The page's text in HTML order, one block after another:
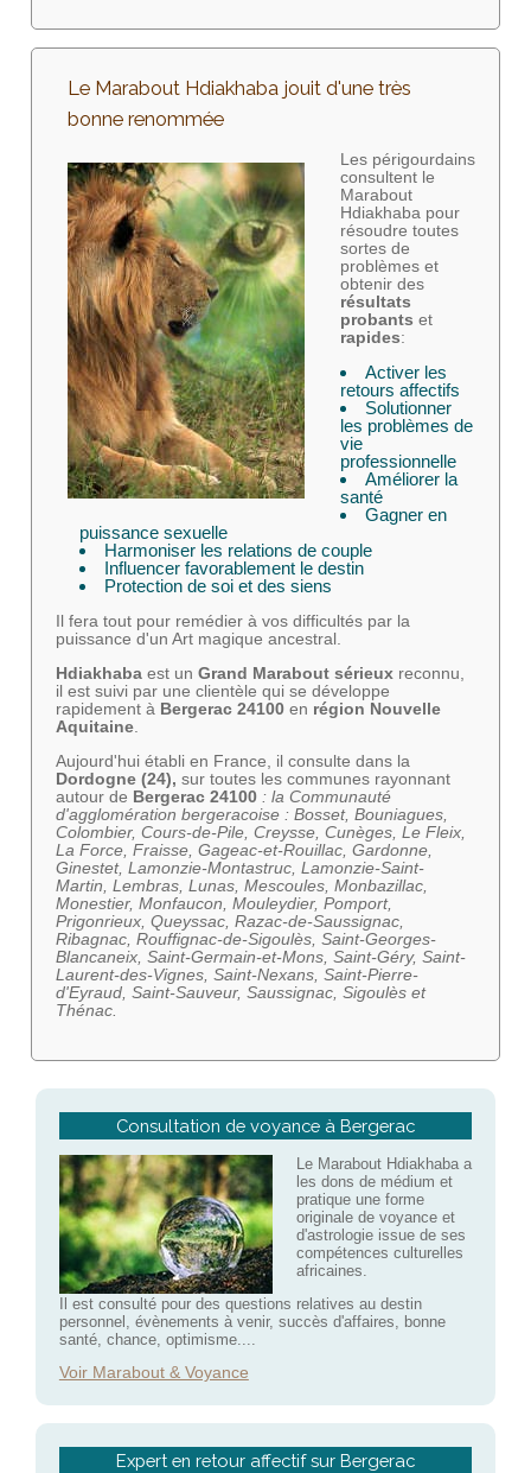
Le Marabout Hdiakhaba jouit d'une très
bonne renommée
Les périgourdains
consultent le
Marabout
Hdiakhaba pour
résoudre toutes
sortes de
problèmes et
obtenir des
résultats
probants et
rapides:
Activer les
retours affectifs
Solutionner
les problèmes de
vie
professionnelle
Améliorer la
santé
Gagner en
puissance sexuelle
Harmoniser les relations de couple
Influencer favorablement le destin
Protection de soi et des siens
Il fera tout pour remédier à vos difficultés par la
puissance d'un Art magique ancestral.
Hdiakhaba est un Grand Marabout sérieuxreconnu,
il est suivi par une clientèle qui se développe
rapidement à Bergerac 24100en région Nouvelle
Aquitaine.
Aujourd'hui établi en France, il consulte dans la
Dordogne (24), sur toutes les communes rayonnant
autour de Bergerac 24100: la Communauté
d'agglomération bergeracoise : Bosset, Bouniagues,
Colombier, Cours-de-Pile, Creysse, Cunèges, Le Fleix,
La Force, Fraisse, Gageac-et-Rouillac, Gardonne,
Ginestet, Lamonzie-Montastruc, Lamonzie-Saint-
Martin, Lembras, Lunas, Mescoules, Monbazillac,
Monestier, Monfaucon, Mouleydier, Pomport,
Prigonrieux, Queyssac, Razac-de-Saussignac,
Ribagnac, Rouffignac-de-Sigoulès, Saint-Georges-
Blancaneix, Saint-Germain-et-Mons, Saint-Géry, Saint-
Laurent-des-Vignes, Saint-Nexans, Saint-Pierre-
d'Eyraud, Saint-Sauveur, Saussignac, Sigoulès et
Thénac.
Consultation de voyance à Bergerac
Le Marabout Hdiakhaba a
les dons de médium et
pratique une forme
originale de voyance et
d'astrologie issue de ses
compétences culturelles
africaines.
Il est consulté pour des questions relatives au destin
personnel, évènements à venir, succès d'affaires, bonne
santé, chance, optimisme....
Voir Marabout & Voyance
Expert en retour affectif sur Bergerac